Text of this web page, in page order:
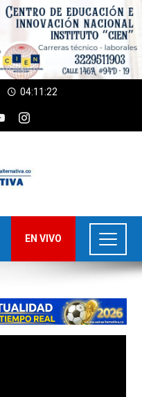
04:11:23
EN VIVO